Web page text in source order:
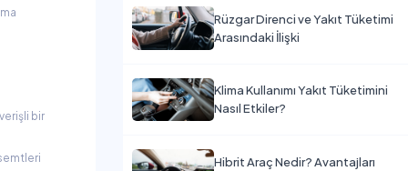
bir
Rüzgar Direnci ve Yakıt Tüketimi
Arasındaki İlişki
Klima Kullanımı Yakıt Tüketimini
Nasıl Etkiler?
Hibrit Araç Nedir? Avantajları